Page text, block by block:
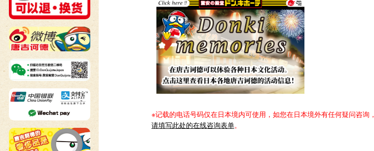
※记载的电话号码仅在日本境内可使用，如您在日本境外有任何疑问咨询，
请填写此处的在线咨询表单。